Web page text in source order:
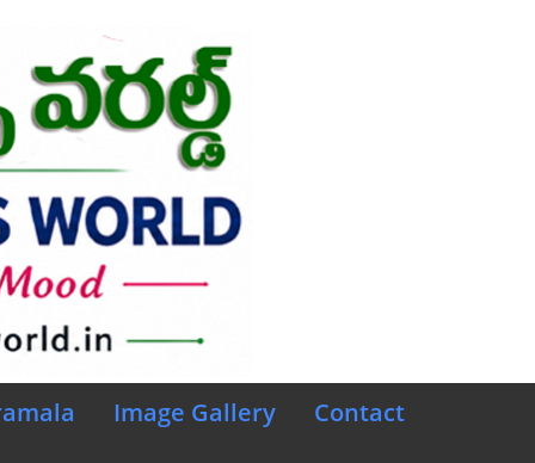
Image Gallery
Contact